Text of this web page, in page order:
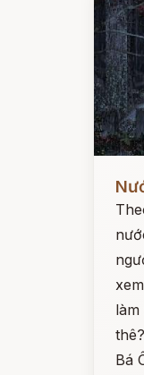
Bá